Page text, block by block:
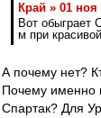
Край » 01 ноя
Вот обыграет
м при
А почему нет?
Почему именно
Спартак? Для